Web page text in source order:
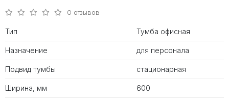
0 отзывов
Тип Тумба офисная
Назначение для персонала
Подвид тумбы стационарная
Ширина, мм 600